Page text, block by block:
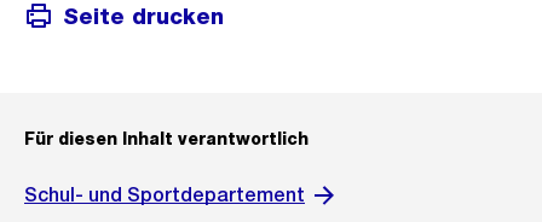
Seite drucken
Für diesen Inhalt verantwortlich
Schul- und Sportdepartement